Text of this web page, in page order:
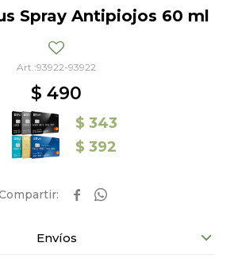
Spray Antipiojos 60 ml
93922-93922
$ 490
$ 343
$ 392
 
Envíos